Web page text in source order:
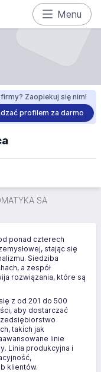
Menu
Zaopiekuj się nim!
profilem za darmo
SA
ponad czterech
stając się
Siedziba
a zespół
rozwiązania, które są
z od 201 do 500
aby dostarczać
takich jak
linie
Linia produkcyjna i
klientów.